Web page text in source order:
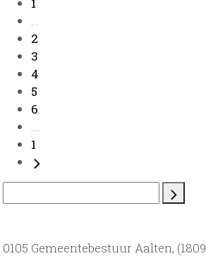
...
2
3
4
5
6
...
1
0105 Gemeentebestuur Aalten,